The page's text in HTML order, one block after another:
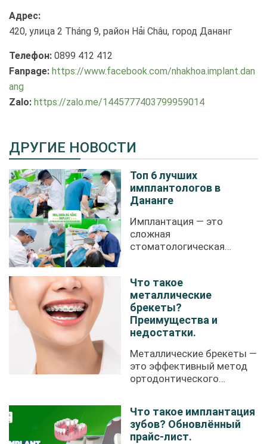
Адрес:
420, улица 2 Tháng 9, район Hải Châu, город Дананг
Телефон: 0899 412 412
Fanpage: https://www.facebook.com/nhakhoa.implant.dan
ang
Zalo: https://zalo.me/1445777403799959014
ДРУГИЕ НОВОСТИ
Топ 6 лучших
имплантологов в
Дананге
Имплантация — это
сложная
стоматологическая
Что такое
металлические
брекеты?
Преимущества и
недостатки.
Металлические брекеты —
это эффективный метод
ортодонтического
Что такое имплантация
зубов? Обновлённый
прайс-лист.